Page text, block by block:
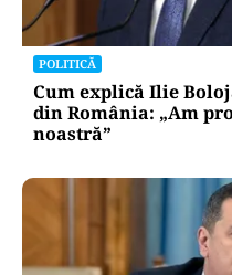
POLITICĂ
Cum explică Ilie
din România: „Am
noastră”